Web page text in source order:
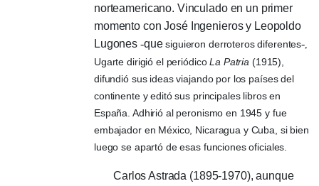
norteamericano. Vinculado en un primer
momento con José Ingenieros y Leopoldo
Lugones -que siguieron derroteros diferentes-
Ugarte dirigió el periódicoLa Patria (1915),
difundió sus ideas viajando por los países del
continente y editó sus principales libros en
España. Adhirió al peronismo en 1945 y fue
embajador en México, Nicaragua y Cuba, si bien
luego se apartó de esas funciones oficiales.
Carlos Astrada (1895-1970), aunque